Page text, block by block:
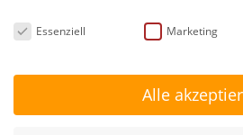
Datenschutzeinstellungen
Essenziell Marketing
Alle